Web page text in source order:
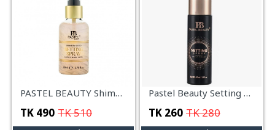
PASTEL BEAUTY Shimmery Shield Setting Spray SUNRISE - 80ml
TK 490 TK510
Pastel Beauty Setting Spray
TK 260 TK280